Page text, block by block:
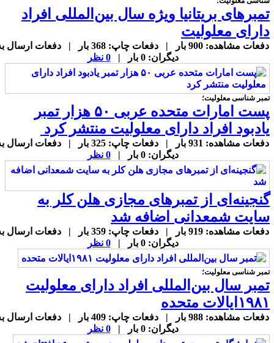
بریتانیا ویژه سال بین‌المللی افراد
معلولیت
دفعات مشاهده: 900 بار | دفعات چاپ: 368 بار | دفعات ارسال به
دیگران: 0 بار |
شناسی معلولیت؛
پست امارات متحده عربی ۵۰ هزار تمبر
افراد دارای معلولیت منتشر کرد
دفعات مشاهده: 931 بار | دفعات چاپ: 325 بار | دفعات ارسال به
دیگران: 0 بار |
از تمبرهای مجازی هلن کلر به
شمعدانی اضافه شد
دفعات مشاهده: 919 بار | دفعات چاپ: 359 بار | دفعات ارسال به
دیگران: 0 بار |
شناسی معلولیت؛
سال بین‌المللی افراد دارای معلولیت
متحده
دفعات مشاهده: 988 بار | دفعات چاپ: 409 بار | دفعات ارسال به
دیگران: 0 بار |